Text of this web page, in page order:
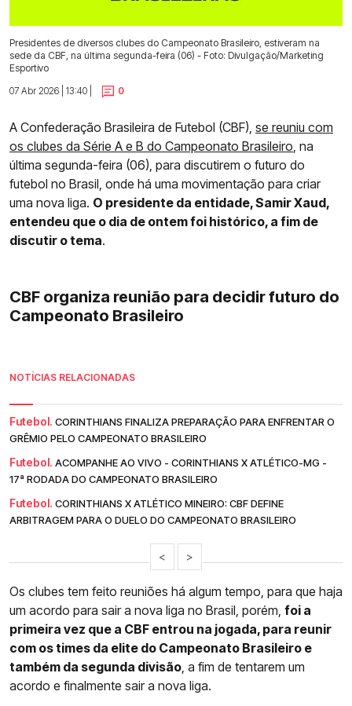
Presidentes de diversos clubes do Campeonato Brasileiro, estiveram na
sede da CBF, na última segunda-feira (06) - Foto: Divulgação/Marketing
Esportivo
07 Abr 2026 | 13:40 |
0
A Confederação Brasileira de Futebol (CBF), se reuniu com
os clubes da Série A e B do Campeonato Brasileiro , na
última segunda-feira (06), para discutirem o futuro do
futebol no Brasil, onde há uma movimentação para criar
uma nova liga. O presidente da entidade, Samir Xaud,
entendeu que o dia de ontem foi histórico, a fim de
discutir o tema.
CBF organiza reunião para decidir futuro do
Campeonato Brasileiro
NOTÍCIAS RELACIONADAS
Futebol. CORINTHIANS FINALIZA PREPARAÇÃO PARA ENFRENTAR O
GRÊMIO PELO CAMPEONATO BRASILEIRO
Futebol. ACOMPANHE AO VIVO - CORINTHIANS X ATLÉTICO-MG -
17ª RODADA DO CAMPEONATO BRASILEIRO
Futebol. CORINTHIANS X ATLÉTICO MINEIRO: CBF DEFINE
ARBITRAGEM PARA O DUELO DO CAMPEONATO BRASILEIRO
< >
Os clubes tem feito reuniões há algum tempo, para que haja
um acordo para sair a nova liga no Brasil, porém, foi a
primeira vez que a CBF entrou na jogada, para reunir
com os times da elite do Campeonato Brasileiro e
também da segunda divisão , a fim de tentarem um
acordo e finalmente sair a nova liga.